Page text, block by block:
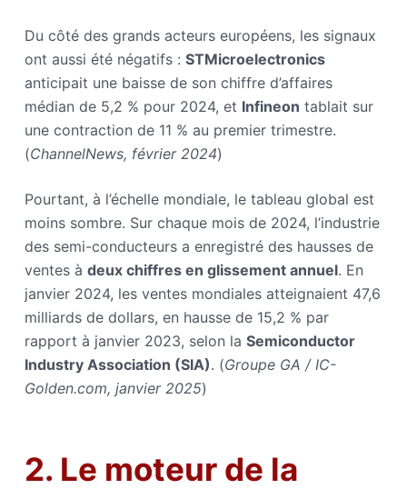
Du côté des grands acteurs européens, les signaux
ont aussi été négatifs : STMicroelectronics
anticipait une baisse de son chiffre d’affaires
médian de 5,2 % pour 2024, et Infineon tablait sur
une contraction de 11 % au premier trimestre.
(ChannelNews, février 2024)
Pourtant, à l’échelle mondiale, le tableau global est
moins sombre. Sur chaque mois de 2024, l’industrie
des semi-conducteurs a enregistré des hausses de
ventes à deux chiffres en glissement annuel. En
janvier 2024, les ventes mondiales atteignaient 47,6
milliards de dollars, en hausse de 15,2 % par
rapport à janvier 2023, selon la Semiconductor
Industry Association (SIA). (Groupe GA / IC-
Golden.com, janvier 2025)
2. Le moteur de la